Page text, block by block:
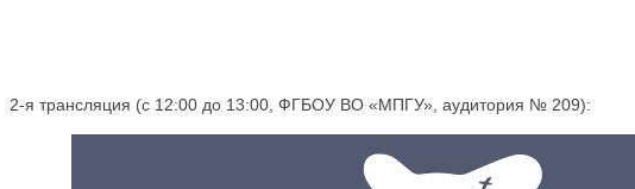
2-я трансляция (с 12:00 до 13:00, ФГБОУ ВО «МПГУ», аудитория № 209):